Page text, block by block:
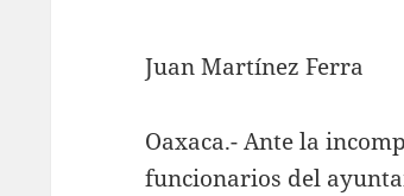
Juan Martínez Ferra
Oaxaca.- Ante la
funcionarios del